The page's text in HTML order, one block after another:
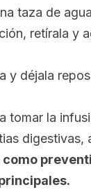
taza de
retírala y
y déjala
tomar la
digestivas,